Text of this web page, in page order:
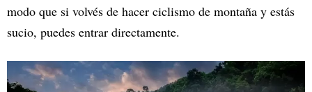
modo que si volvés de hacer ciclismo de montaña y estás
sucio, puedes entrar directamente.